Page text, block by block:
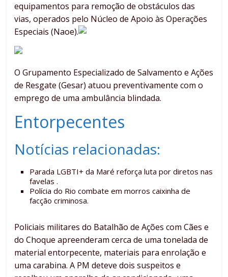
equipamentos para remoção de obstáculos das
vias, operados pelo Núcleo de Apoio às Operações
Especiais (Naoe).
O Grupamento Especializado de Salvamento e Ações
de Resgate (Gesar) atuou preventivamente com o
emprego de uma ambulância blindada.
Entorpecentes
Notícias relacionadas:
Parada LGBTI+ da Maré reforça luta por diretos nas
favelas .
Polícia do Rio combate em morros caixinha de
facção criminosa.
Policiais militares do Batalhão de Ações com Cães e
do Choque apreenderam cerca de uma tonelada de
material entorpecente, materiais para enrolação e
uma carabina. A PM deteve dois suspeitos e